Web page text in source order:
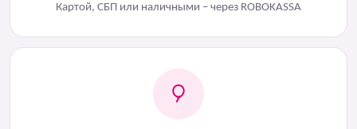
Картой, СБП или наличными – через ROBOKASSA